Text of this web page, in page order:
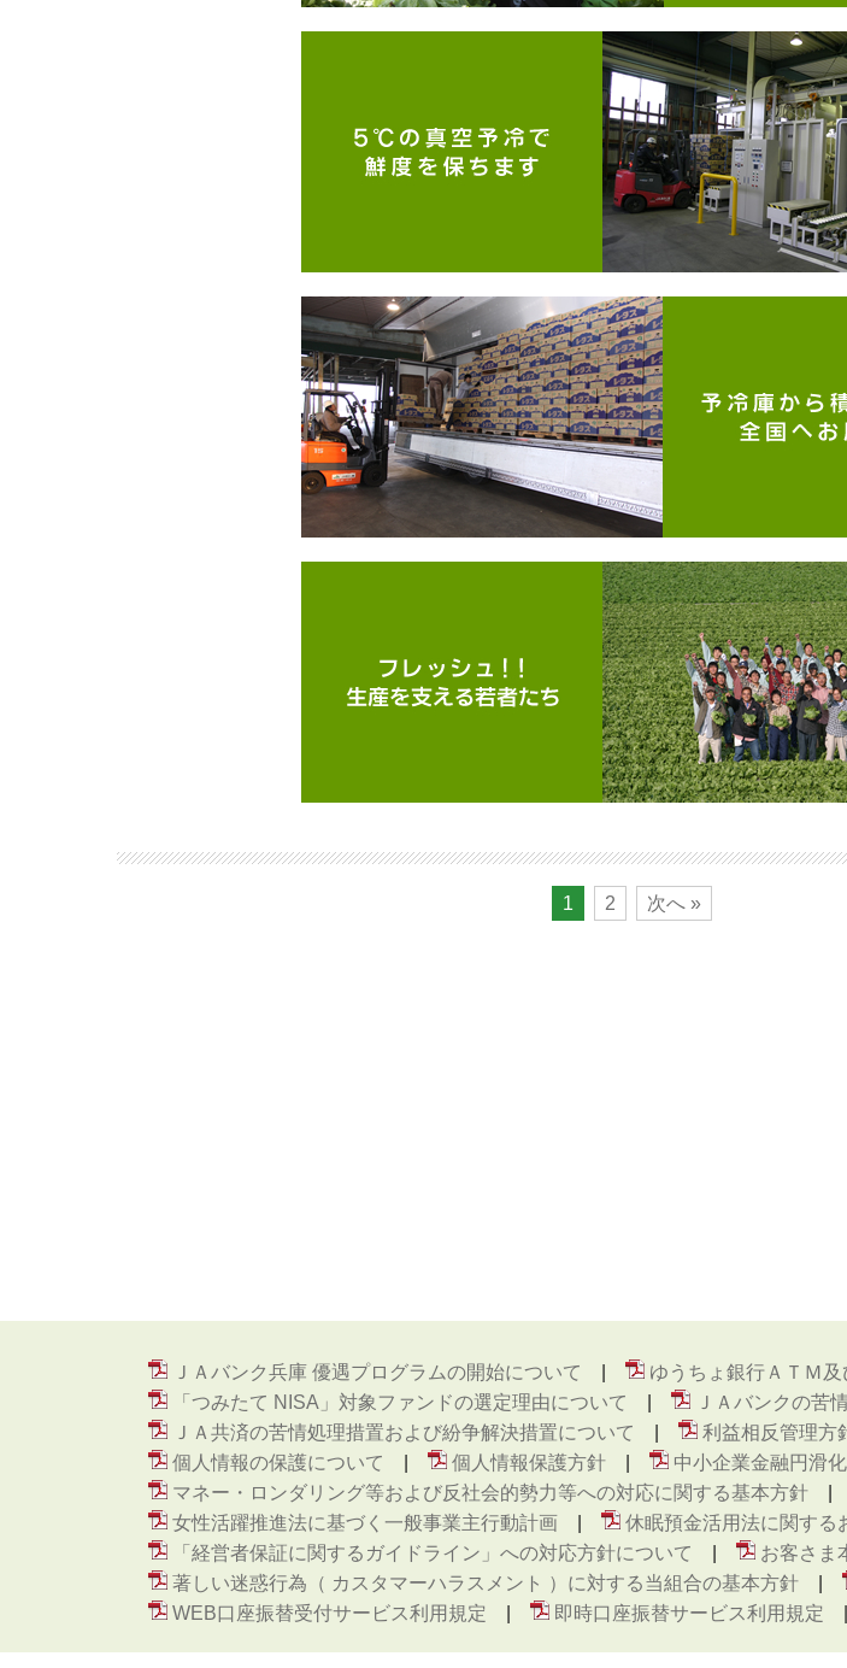
1 2 次へ »
ＪＡバンク兵庫 優遇プログラムの開始について
ゆうちょ銀行ＡＴＭ
「つみたて NISA」対象ファンドの選定理由について
ＪＡバンクの苦
ＪＡ共済の苦情処理措置および紛争解決措置について
利益相反管理方
個人情報の保護について
個人情報保護方針
中小企業金融円滑
マネー・ロンダリング等および反社会的勢力等への対応に関する基本方針
女性活躍推進法に基づく一般事業主行動計画
休眠預金活用法に関する
「経営者保証に関するガイドライン」への対応方針について
お客さま
著しい迷惑行為（ カスタマーハラスメント ）に対する当組合の基本方針
WEB口座振替受付サービス利用規定
即時口座振替サービス利用規定